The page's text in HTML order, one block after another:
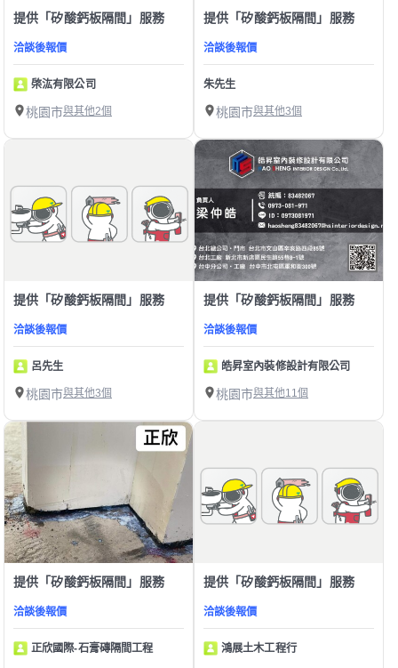
提供「矽酸鈣板隔間」服務
洽談後報價
棨汯有限公司
桃園市與其他2個
提供「矽酸鈣板隔間」服務
洽談後報價
朱先生
桃園市與其他3個
提供「矽酸鈣板隔間」服務
洽談後報價
呂先生
桃園市與其他3個
提供「矽酸鈣板隔間」服務
洽談後報價
皓昇室內裝修設計有限公司
桃園市與其他11個
提供「矽酸鈣板隔間」服務
洽談後報價
正欣國際-石膏磚隔間工程
提供「矽酸鈣板隔間」服務
洽談後報價
鴻展土木工程行